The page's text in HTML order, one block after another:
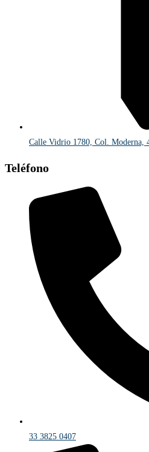
Calle Vidrio 1780, Col. Moderna,
Teléfono
33 3825 0407